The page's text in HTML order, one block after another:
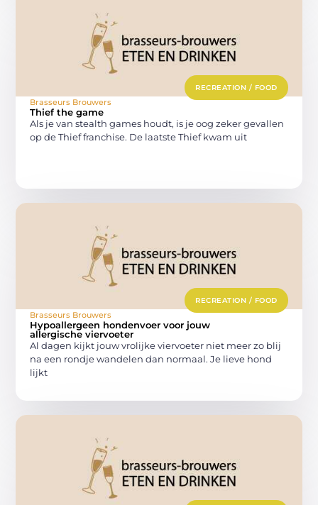
RECREATION / FOOD
Brasseurs Brouwers
Thief the game
Als je van stealth games houdt, is je oog zeker gevallen
op de Thief franchise. De laatste Thief kwam uit
RECREATION / FOOD
Brasseurs Brouwers
Hypoallergeen hondenvoer voor jouw
allergische viervoeter
Al dagen kijkt jouw vrolijke viervoeter niet meer zo blij
na een rondje wandelen dan normaal. Je lieve hond
lijkt